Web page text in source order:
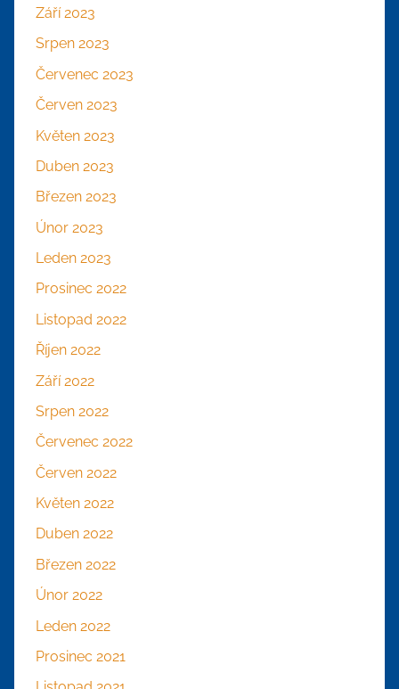
Září 2023
Srpen 2023
Červenec 2023
Červen 2023
Květen 2023
Duben 2023
Březen 2023
Únor 2023
Leden 2023
Prosinec 2022
Listopad 2022
Říjen 2022
Září 2022
Srpen 2022
Červenec 2022
Červen 2022
Květen 2022
Duben 2022
Březen 2022
Únor 2022
Leden 2022
Prosinec 2021